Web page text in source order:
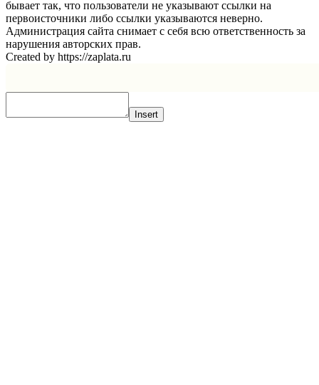
бывает так, что пользователи не указывают ссылки на
первоисточники либо ссылки указываются неверно.
Администрация сайта снимает с себя всю ответственность за
нарушения авторских прав.
Created by https://zaplata.ru
Insert